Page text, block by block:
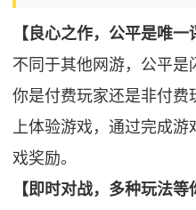
【良心之作，公平是唯一
不同于其他网游，公平是
你是付费玩家还是非付费
上体验游戏，通过完成
戏奖励。
【即时对战，多种玩法等